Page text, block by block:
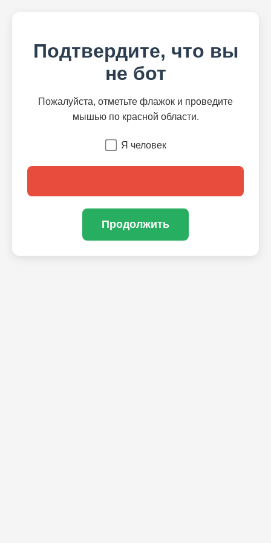
Подтвердите, что вы
не бот
Пожалуйста, отметьте флажок и проведите
мышью по красной области.
Я человек
Продолжить